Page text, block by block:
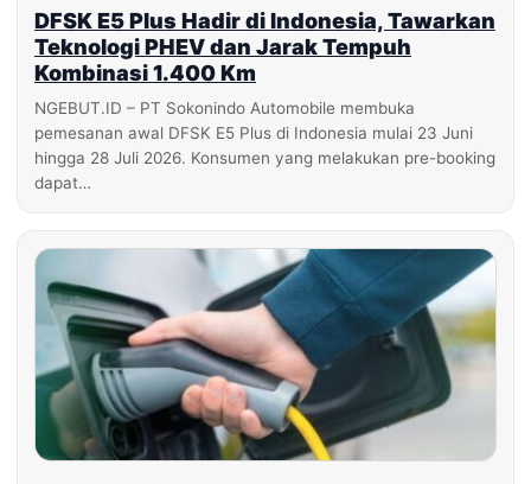
DFSK E5 Plus Hadir di Indonesia, Tawarkan
Teknologi PHEV dan Jarak Tempuh
Kombinasi 1.400 Km
NGEBUT.ID – PT Sokonindo Automobile membuka
pemesanan awal DFSK E5 Plus di Indonesia mulai 23 Juni
hingga 28 Juli 2026. Konsumen yang melakukan pre-booking
dapat…